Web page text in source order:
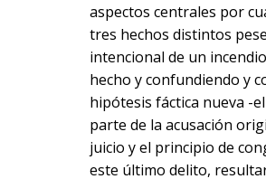
aspectos centrales por
tres hechos distintos
intencional de un
hecho y confundiendo y
hipótesis fáctica nueva -
parte de la acusación
juicio y el principio de
este último delito,